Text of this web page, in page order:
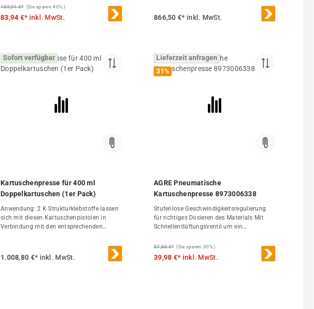
Mischungsverhältnis ausbringen. Die
Komponeneten werden erst in der
Mischerdüse vermischt, sodass die
139,91 €* (Sie sparen 40% )
83,94 €* inkl. MwSt.
Komponeneten werden erst in der
Mischerdüse vermischt, sodass die
866,50 €* inkl. MwSt.
Sofort verfügbar
Kartuschenpresse für 400 ml
Doppelkartuschen (1er Pack)
Anwendung: 2 K Strukturklebstoffe lassen
sich mit diesen Kartuschenpistolen in
Verbindung mit den entsprechenden
Komponeneten werden erst in der
Mischerdüse vermischt, sodass die
1.008,80 €* inkl. MwSt.
Lieferzeit anfragen
31%
AGRE Pneumatische
Kartuschenpresse 8973006338
Stufenlose Geschwindigkeitsregulierung
für richtiges Dosieren des Materials Mit
Schnellentlüftungsventil um ein
Kartuschenhalter drehbar gelagert für ein
einfacheres Arbeiten Für handelsübliche
310-ml-Kunststoff-Kartuschen Stufenlose
57,60 €* (Sie sparen 30% )
39,98 €* inkl. MwSt.